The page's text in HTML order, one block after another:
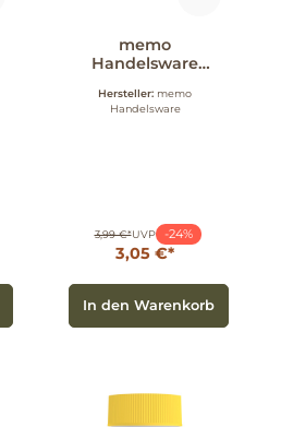
memo
Handelsware
Mülleimerbeutel
Hersteller: memo
Handelsware
3,99 €*UVP -24%
3,05 €*
In den Warenkorb